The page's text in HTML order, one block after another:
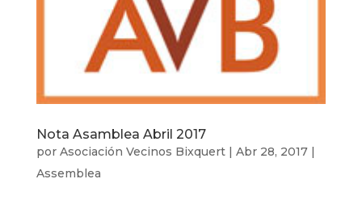
Nota Asamblea Abril 2017
por Asociación Vecinos Bixquert| Abr 28, 2017|
Assemblea